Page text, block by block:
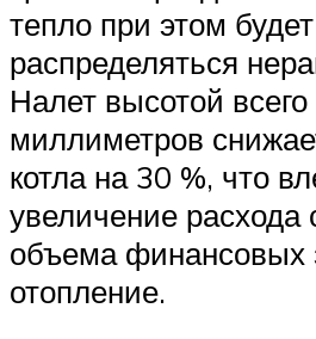
тепло при этом будет
распределяться
Налет высотой всего
миллиметров
котла на 30 %, что
увеличение расхода
объема финансовых
отопление.